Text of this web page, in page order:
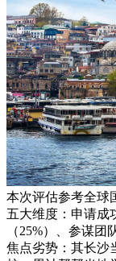
本次评估参考全球
五大维度：申请成
（25%）、参谋团
焦点劣势：其长沙